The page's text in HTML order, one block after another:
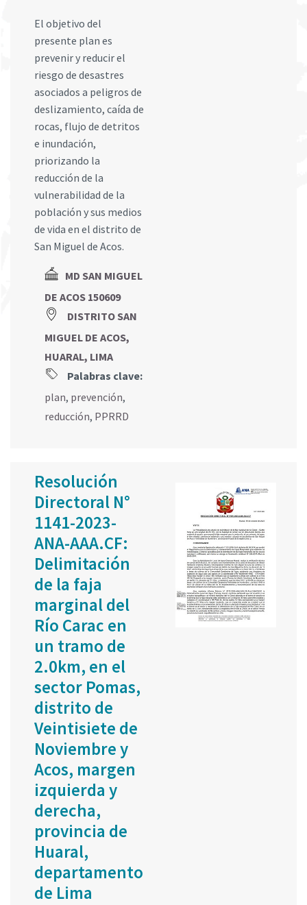
El objetivo del
presente plan es
prevenir y reducir el
riesgo de desastres
asociados a peligros de
deslizamiento, caída de
rocas, flujo de detritos
e inundación,
priorizando la
reducción de la
vulnerabilidad de la
población y sus medios
de vida en el distrito de
San Miguel de Acos.
MD SAN MIGUEL
DE ACOS 150609
DISTRITO SAN
MIGUEL DE ACOS,
HUARAL, LIMA
Palabras clave:
plan, prevención,
reducción, PPRRD
Resolución
Directoral N°
1141-2023-
ANA-AAA.CF:
Delimitación
de la faja
marginal del
Río Carac en
un tramo de
2.0km, en el
sector Pomas,
distrito de
Veintisiete de
Noviembre y
Acos, margen
izquierda y
derecha,
provincia de
Huaral,
departamento
de Lima